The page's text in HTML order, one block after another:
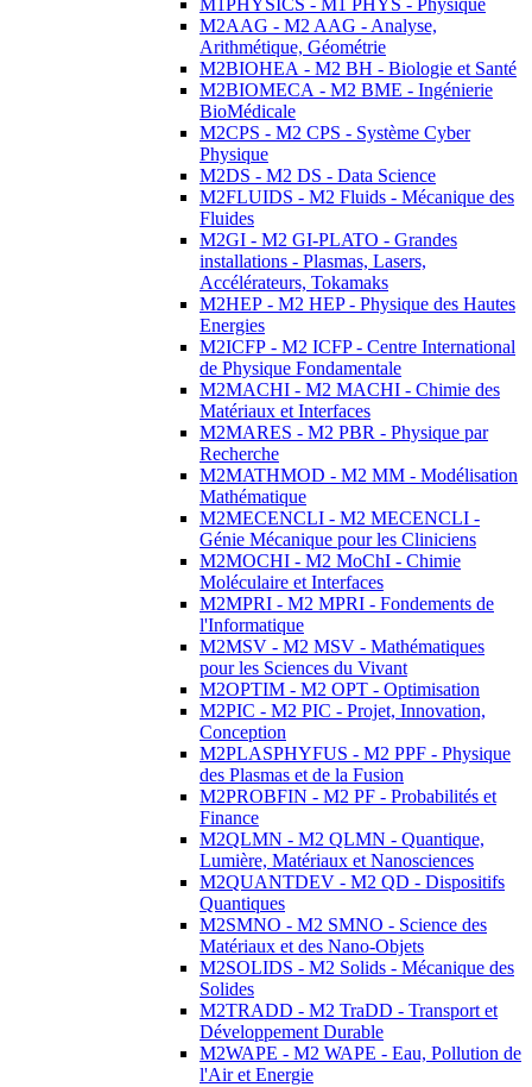
M1PHYSICS - M1 PHYS - Physique
M2AAG - M2 AAG - Analyse,
Arithmétique, Géométrie
M2BIOHEA - M2 BH - Biologie et Santé
M2BIOMECA - M2 BME - Ingénierie
BioMédicale
M2CPS - M2 CPS - Système Cyber
Physique
M2DS - M2 DS - Data Science
M2FLUIDS - M2 Fluids - Mécanique des
Fluides
M2GI - M2 GI-PLATO - Grandes
installations - Plasmas, Lasers,
Accélérateurs, Tokamaks
M2HEP - M2 HEP - Physique des Hautes
Energies
M2ICFP - M2 ICFP - Centre International
de Physique Fondamentale
M2MACHI - M2 MACHI - Chimie des
Matériaux et Interfaces
M2MARES - M2 PBR - Physique par
Recherche
M2MATHMOD - M2 MM - Modélisation
Mathématique
M2MECENCLI - M2 MECENCLI -
Génie Mécanique pour les Cliniciens
M2MOCHI - M2 MoChI - Chimie
Moléculaire et Interfaces
M2MPRI - M2 MPRI - Fondements de
l'Informatique
M2MSV - M2 MSV - Mathématiques
pour les Sciences du Vivant
M2OPTIM - M2 OPT - Optimisation
M2PIC - M2 PIC - Projet, Innovation,
Conception
M2PLASPHYFUS - M2 PPF - Physique
des Plasmas et de la Fusion
M2PROBFIN - M2 PF - Probabilités et
Finance
M2QLMN - M2 QLMN - Quantique,
Lumière, Matériaux et Nanosciences
M2QUANTDEV - M2 QD - Dispositifs
Quantiques
M2SMNO - M2 SMNO - Science des
Matériaux et des Nano-Objets
M2SOLIDS - M2 Solids - Mécanique des
Solides
M2TRADD - M2 TraDD - Transport et
Développement Durable
M2WAPE - M2 WAPE - Eau, Pollution de
l'Air et Energie